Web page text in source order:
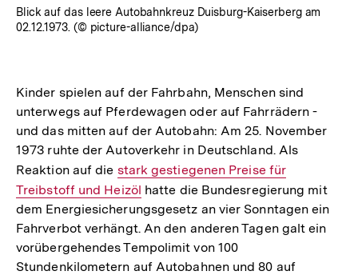
Blick auf das leere Autobahnkreuz Duisburg-Kaiserberg am
02.12.1973. (© picture-alliance/dpa)
Kinder spielen auf der Fahrbahn, Menschen sind
unterwegs auf Pferdewagen oder auf Fahrrädern -
und das mitten auf der Autobahn: Am 25. November
1973 ruhte der Autoverkehr in Deutschland. Als
Reaktion auf die Interner
Link:
stark gestiegenen Preise für
Treibstoff und Heizöl hatte die Bundesregierung mit
dem Energiesicherungsgesetz an vier Sonntagen ein
Fahrverbot verhängt. An den anderen Tagen galt ein
vorübergehendes Tempolimit von 100
Stundenkilometern auf Autobahnen und 80 auf